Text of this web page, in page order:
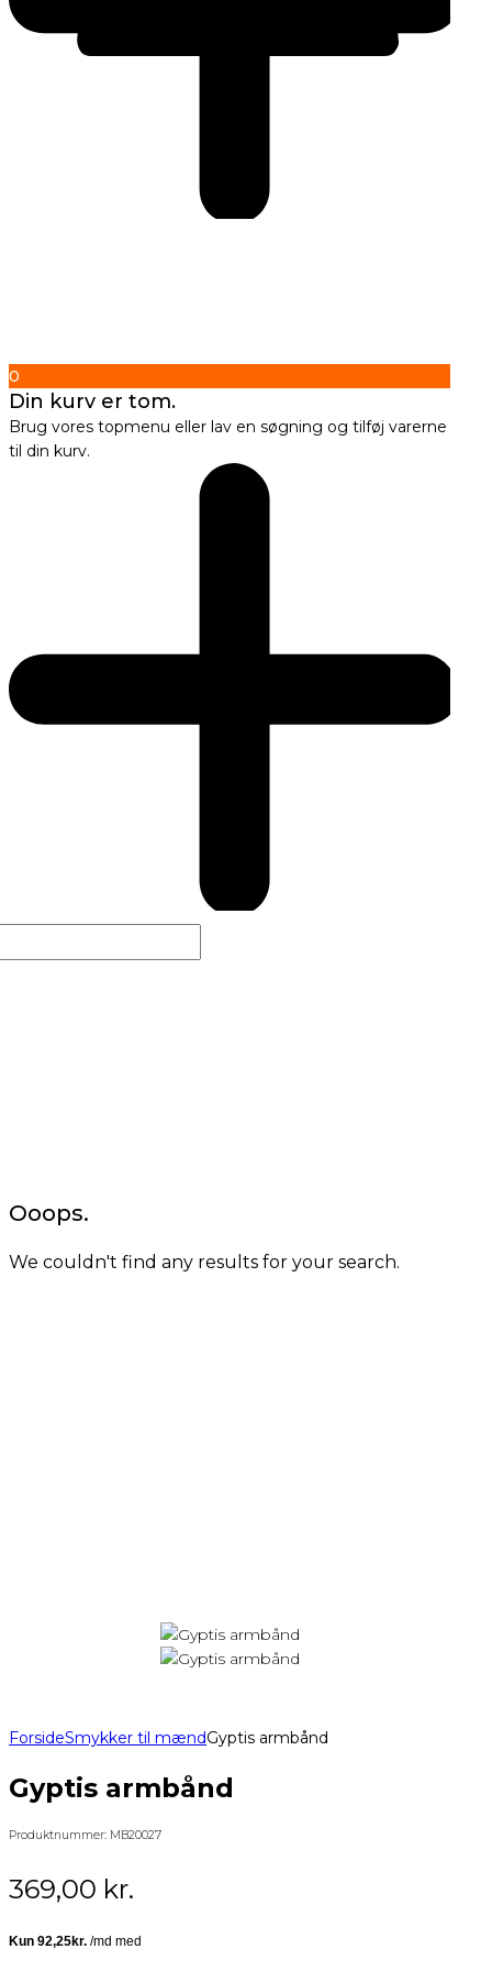
0
Din kurv er tom.
Brug vores topmenu eller lav en søgning og tilføj varerne
til din kurv.
Ooops.
We couldn't find any results for your search.
ForsideSmykker til mændGyptis armbånd
Gyptis armbånd
Produktnummer: MB20027
369,00 kr.